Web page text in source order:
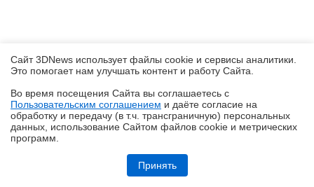
Обзор робота-газонокосилки Dreame Roboticmower A1 Pro 2000: когда
на дачу приезжаешь только отдыхать
Сайт 3DNews использует файлы cookie и сервисы аналитики.
Это помогает нам улучшать контент и работу Cайта.
Во время посещения Cайта вы соглашаетесь с
Пользовательским соглашением и даёте согласие на
обработку и передачу (в т.ч. трансграничную) персональных
данных, использование Cайтом файлов cookie и метрических
программ.
Принять